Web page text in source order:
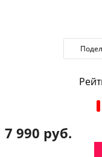
7 990 руб.